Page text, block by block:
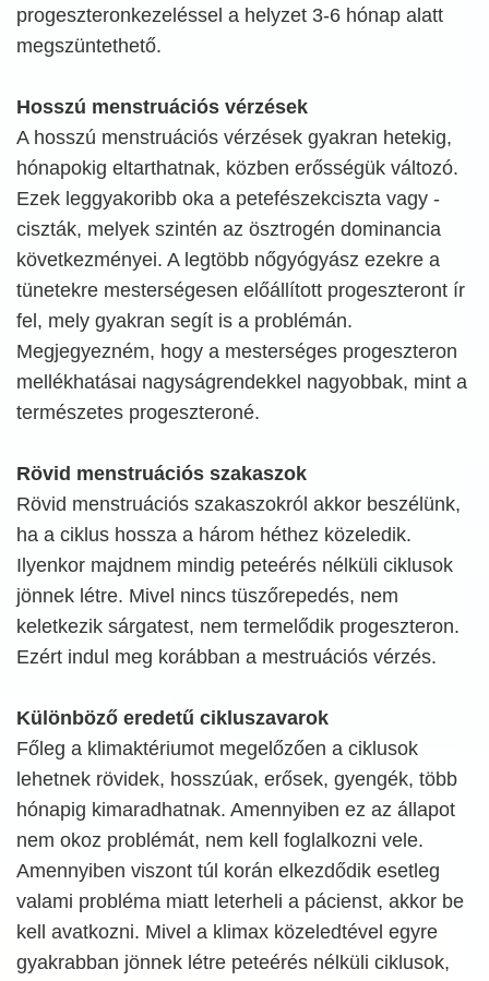
progeszteronkezeléssel a helyzet 3-6 hónap alatt
megszüntethető.
Hosszú menstruációs vérzések
A hosszú menstruációs vérzések gyakran hetekig,
hónapokig eltarthatnak, közben erősségük változó.
Ezek leggyakoribb oka a petefészekciszta vagy -
ciszták, melyek szintén az ösztrogén dominancia
következményei. A legtöbb nőgyógyász ezekre a
tünetekre mesterségesen előállított progeszteront ír
fel, mely gyakran segít is a problémán.
Megjegyezném, hogy a mesterséges progeszteron
mellékhatásai nagyságrendekkel nagyobbak, mint a
természetes progeszteroné.
Rövid menstruációs szakaszok
Rövid menstruációs szakaszokról akkor beszélünk,
ha a ciklus hossza a három héthez közeledik.
Ilyenkor majdnem mindig peteérés nélküli ciklusok
jönnek létre. Mivel nincs tüszőrepedés, nem
keletkezik sárgatest, nem termelődik progeszteron.
Ezért indul meg korábban a mestruációs vérzés.
Különböző eredetű cikluszavarok
Főleg a klimaktériumot megelőzően a ciklusok
lehetnek rövidek, hosszúak, erősek, gyengék, több
hónapig kimaradhatnak. Amennyiben ez az állapot
nem okoz problémát, nem kell foglalkozni vele.
Amennyiben viszont túl korán elkezdődik esetleg
valami probléma miatt leterheli a pácienst, akkor be
kell avatkozni. Mivel a klimax közeledtével egyre
gyakrabban jönnek létre peteérés nélküli ciklusok,